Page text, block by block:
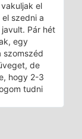
el
szedni a
Pár hét
egy
szomszéd
de
hogy 2-3
tudni